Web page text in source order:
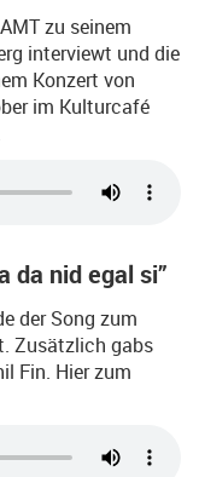
zu seinem
interviewt und die
Konzert von
im Kulturcafé
da nid egal si”
der Song zum
Zusätzlich gabs
Fin. Hier zum